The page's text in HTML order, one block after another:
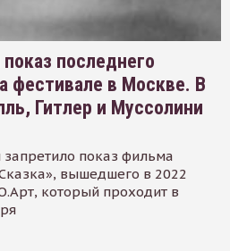
последнего
фестивале в Москве. В
Гитлер и Муссолини
показ фильма
вышедшего в 2022
который проходит в